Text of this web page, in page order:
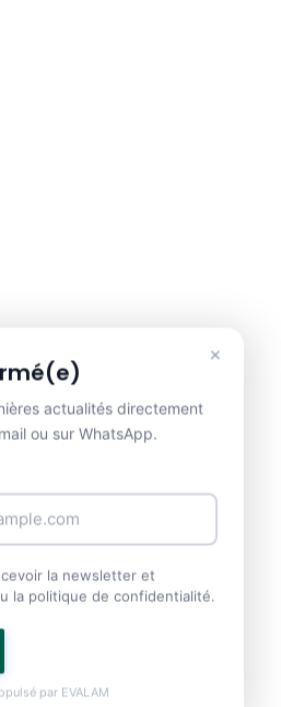
×
actualités directement
ou sur WhatsApp.
la newsletter et
la politique de confidentialité.
par EVALAM